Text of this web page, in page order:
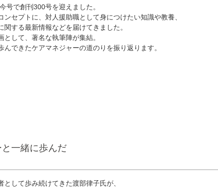
号で創刊300号を迎えました。
ンセプトに、対人援助職として身につけたい知識や教養、
する最新情報などを届けてきました。
して、著名な執筆陣が集結。
できたケアマネジャーの道のりを振り返ります。
一緒に歩んだ
して歩み続けてきた渡部律子氏が、